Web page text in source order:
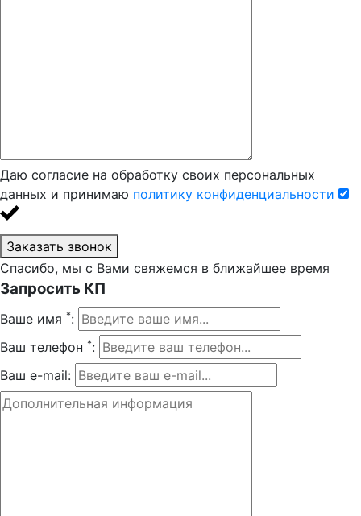
Даю согласие на обработку своих персональных
данных и принимаю политику конфиденциальности
Заказать звонок
Спасибо, мы с Вами свяжемся в ближайшее время
Запросить КП
Ваше имя *:
Ваш телефон *:
Ваш e-mail: